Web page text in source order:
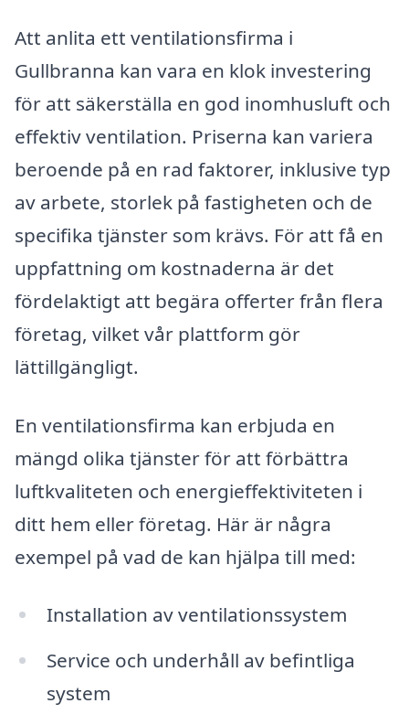
Att anlita ett ventilationsfirma i
Gullbranna kan vara en klok investering
för att säkerställa en god inomhusluft och
effektiv ventilation. Priserna kan variera
beroende på en rad faktorer, inklusive typ
av arbete, storlek på fastigheten och de
specifika tjänster som krävs. För att få en
uppfattning om kostnaderna är det
fördelaktigt att begära offerter från flera
företag, vilket vår plattform gör
lättillgängligt.
En ventilationsfirma kan erbjuda en
mängd olika tjänster för att förbättra
luftkvaliteten och energieffektiviteten i
ditt hem eller företag. Här är några
exempel på vad de kan hjälpa till med:
Installation av ventilationssystem
Service och underhåll av befintliga
system